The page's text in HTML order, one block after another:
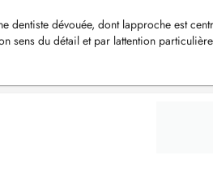
dentiste dévouée, dont lapproche est
sens du détail et par lattention